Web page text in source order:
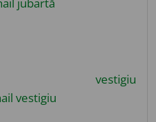
vestigiu